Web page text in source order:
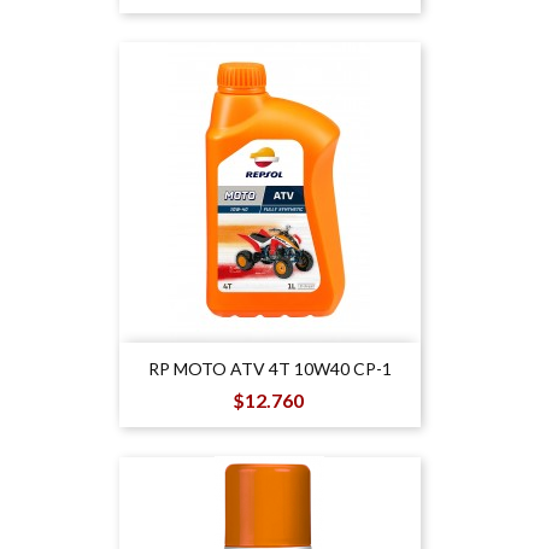
RP MOTO ATV 4T 10W40 CP-1
Precio
$12.760